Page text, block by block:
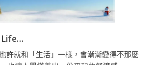
Life…
許就和「生活」一樣，會漸漸變得不那麼